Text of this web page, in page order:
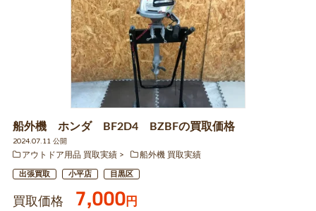
船外機 ホンダ BF2D4 BZBFの買取価格
2024.07.11 公開
アウトドア用品 買取実績
船外機 買取実績
出張買取 小平店 目黒区
買取価格 7,000円